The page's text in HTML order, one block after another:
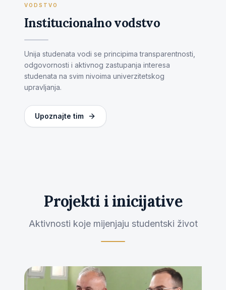
VODSTVO
Institucionalno vodstvo
Unija studenata vodi se principima transparentnosti,
odgovornosti i aktivnog zastupanja interesa
studenata na svim nivoima univerzitetskog
upravljanja.
Upoznajte tim
Projekti i inicijative
Aktivnosti koje mijenjaju studentski život